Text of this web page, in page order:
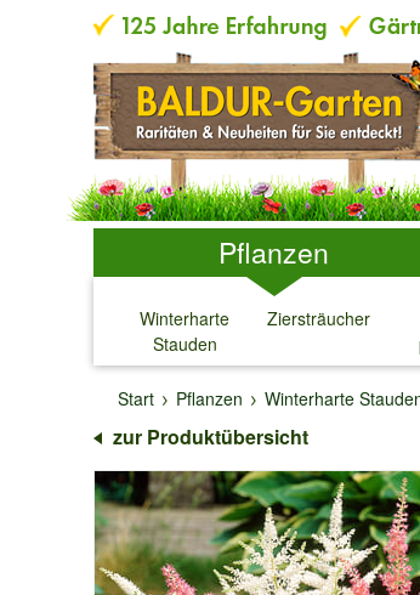
Pflanzen
Winterharte
Stauden
↓
Ziersträucher
↓
↓
Start
Pflanzen Winterharte
zur Produktübersicht